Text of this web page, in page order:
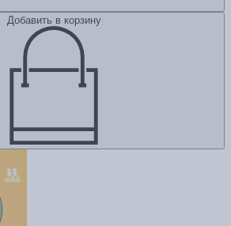
Добавить в корзину